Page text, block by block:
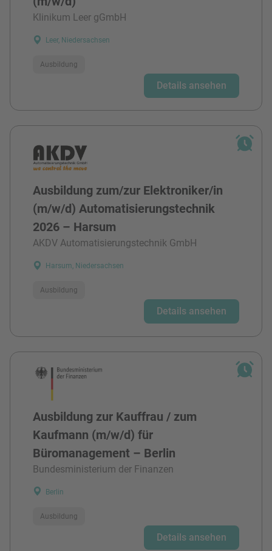
Klinikum Leer gGmbH
Leer, Niedersachsen
Ausbildung
Details ansehen
Ausbildung zum/zur Elektroniker/in
(m/w/d) Automatisierungstechnik
2026 – Harsum
AKDV Automatisierungstechnik GmbH
Harsum, Niedersachsen
Ausbildung
Details ansehen
Ausbildung zur Kauffrau / zum
Kaufmann (m/w/d) für
Büromanagement – Berlin
Bundesministerium der Finanzen
Berlin
Ausbildung
Details ansehen